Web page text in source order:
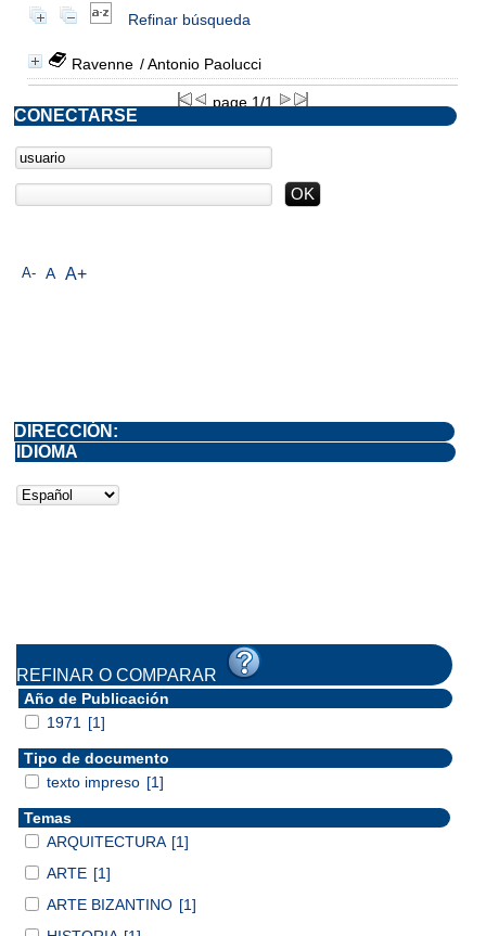
Refinar búsqueda
Ravenne / Antonio Paolucci
page 1/1
A- A A+
CONECTARSE
DIRECCIÓN:
IDIOMA
REFINAR O COMPARAR
Año de Publicación
1971
[1]
Tipo de documento
texto impreso [1]
Temas
ARQUITECTURA [1]
ARTE [1]
ARTE BIZANTINO [1]